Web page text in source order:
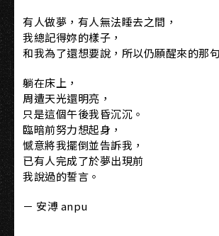
有人做夢，有人無法睡去之間，
我總記得妳的樣子，
和我為了還想要說，所以仍願醒來的那
躺在床上，
周遭天光還明亮，
只是這個午後我昏沉沉。
臨暗前努力想起身，
憾意將我擺倒並告訴我，
已有人完成了於夢出現前
我說過的誓言。
－ 安溥 anpu